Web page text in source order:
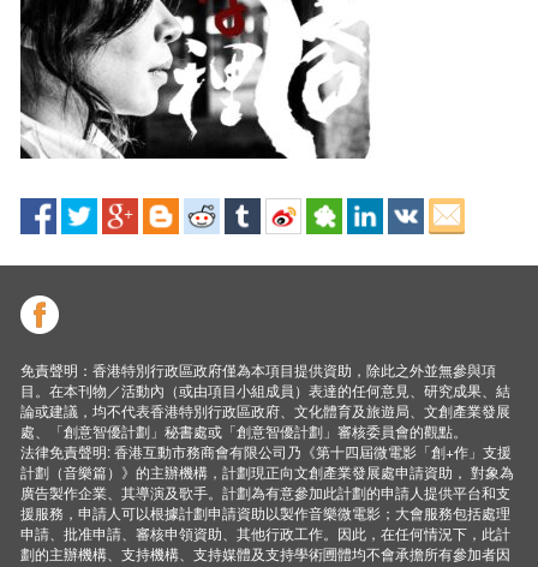
免責聲明：香港特別行政區政府僅為本項目提供資助，除此之外並無參與項
目。在本刊物／活動內（或由項目小組成員）表達的任何意見、研究成果、結
論或建議，均不代表香港特別行政區政府、文化體育及旅遊局、文創產業發展
處、「創意智優計劃」秘書處或「創意智優計劃」審核委員會的觀點。
法律免責聲明: 香港互動市務商會有限公司乃《第十四屆微電影「創+作」支援
計劃（音樂篇）》的主辦機構，計劃現正向文創產業發展處申請資助， 對象為
廣告製作企業、其導演及歌手。計劃為有意參加此計劃的申請人提供平台和支
援服務，申請人可以根據計劃申請資助以製作音樂微電影；大會服務包括處理
申請、批准申請、審核申領資助、其他行政工作。因此，在任何情況下，此計
劃的主辦機構、支持機構、支持媒體及支持學術圑體均不會承擔所有參加者因